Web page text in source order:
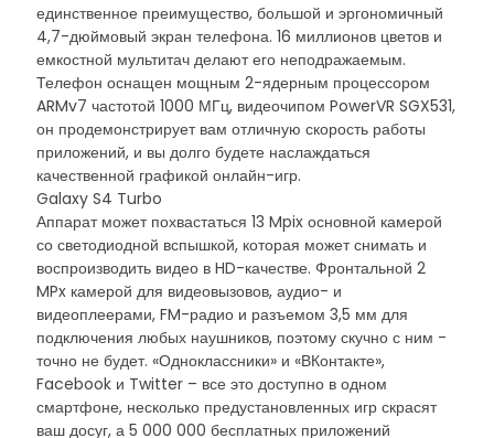
единственное преимущество, большой и эргономичный
4,7-дюймовый экран телефона. 16 миллионов цветов и
емкостной мультитач делают его неподражаемым.
Телефон оснащен мощным 2-ядерным процессором
ARMv7 частотой 1000 МГц, видеочипом PowerVR SGX531,
он продемонстрирует вам отличную скорость работы
приложений, и вы долго будете наслаждаться
качественной графикой онлайн-игр.
Galaxy S4 Turbo
Аппарат может похвастаться 13 Mpix основной камерой
со светодиодной вспышкой, которая может снимать и
воспроизводить видео в HD-качестве. Фронтальной 2
MPx камерой для видеовызовов, аудио- и
видеоплеерами, FM-радио и разъемом 3,5 мм для
подключения любых наушников, поэтому скучно с ним -
точно не будет. «Одноклассники» и «ВКонтакте»,
Facebook и Twitter – все это доступно в одном
смартфоне, несколько предустановленных игр скрасят
ваш досуг, а 5 000 000 бесплатных приложений